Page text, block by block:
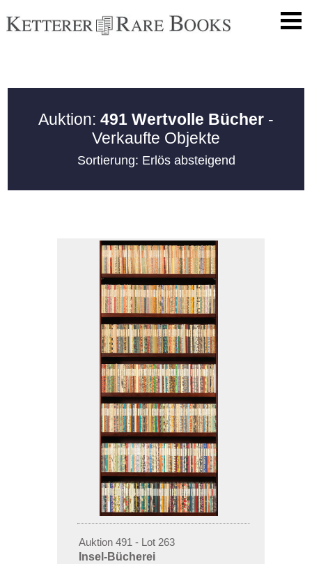
Auktion: 491 Wertvolle Bücher -
Verkaufte Objekte
Sortierung: Erlös absteigend
Auktion 491 - Lot 263
Insel-Bücherei